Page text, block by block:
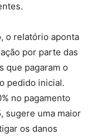
o relatório aponta
por parte das
que pagaram o
pedido inicial.
no pagamento
sugere uma maior
os danos